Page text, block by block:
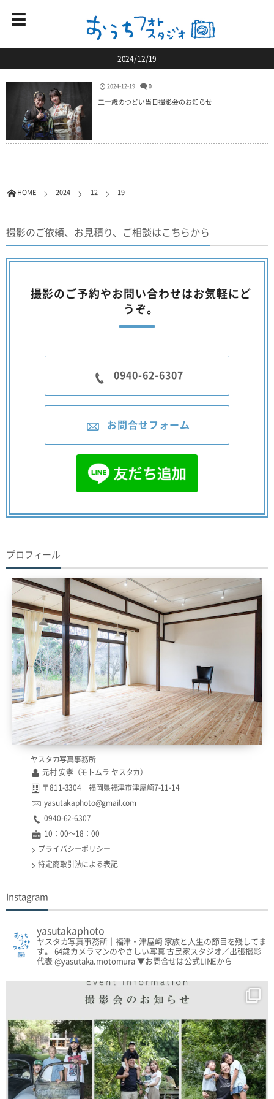
2024/12/19
2024-12-19 0
二十歳のつどい当日撮影会のお知らせ
HOME 2024 12 19
撮影のご依頼、お見積り、ご相談はこちらから
撮影のご予約やお問い合わせはお気軽にど
うぞ。
0940-62-6307
お問合せフォーム
プロフィール
ヤスタカ写真事務所
元村 安孝（モトムラ ヤスタカ）
〒811-3304 福岡県福津市津屋崎7-11-14
yasutakaphoto@gmail.com
0940-62-6307​​
10：00〜18：00
プライバシーポリシー
特定商取引法による表記
Instagram
yasutakaphoto
ヤスタカ写真事務所｜福津・津屋崎家族と人生の節目を残してま
す。 64歳カメラマンのやさしい写真古民家スタジオ／出張撮影
代表 @yasutaka.motomura▼お問合せは公式LINEから